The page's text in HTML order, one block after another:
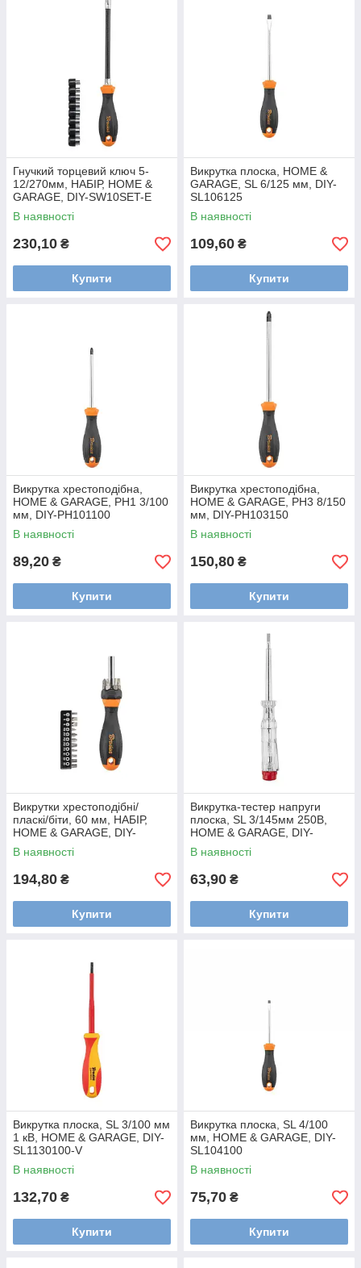
Гнучкий торцевий ключ 5-
12/270мм, НАБІР, HOME &
GARAGE, DIY-SW10SET-E
В наявності
230,10 ₴
Купити
Викрутка плоска, HOME &
GARAGE, SL 6/125 мм, DIY-
SL106125
В наявності
109,60 ₴
Купити
Викрутка хрестоподібна,
HOME & GARAGE, PH1 3/100
мм, DIY-PH101100
В наявності
89,20 ₴
Купити
Викрутка хрестоподібна,
HOME & GARAGE, PH3 8/150
мм, DIY-PH103150
В наявності
150,80 ₴
Купити
Викрутки хрестоподібні/
пласкі/біти, 60 мм, НАБІР,
HOME & GARAGE, DIY-
BIT10SET1
В наявності
194,80 ₴
Купити
Викрутка-тестер напруги
плоска, SL 3/145мм 250В,
HOME & GARAGE, DIY-
SL123145-V
В наявності
63,90 ₴
Купити
Викрутка плоска, SL 3/100 мм
1 кВ, HOME & GARAGE, DIY-
SL1130100-V
В наявності
132,70 ₴
Купити
Викрутка плоска, SL 4/100
мм, HOME & GARAGE, DIY-
SL104100
В наявності
75,70 ₴
Купити